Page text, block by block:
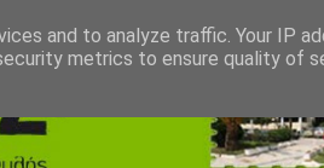
and to analyze traffic. Your IP
metrics to ensure quality of